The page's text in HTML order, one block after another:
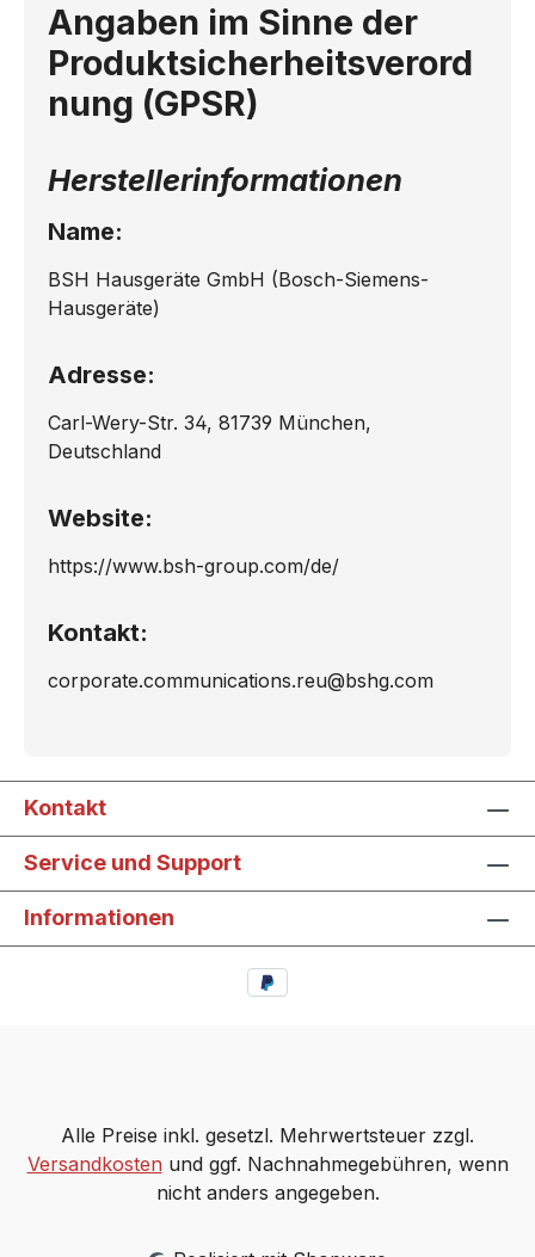
Angaben im Sinne der
Produktsicherheitsverord
nung (GPSR)
Herstellerinformationen
Name:
BSH Hausgeräte GmbH (Bosch-Siemens-
Hausgeräte)
Adresse:
Carl-Wery-Str. 34, 81739 München,
Deutschland
Website:
https://www.bsh-group.com/de/
Kontakt:
corporate.communications.reu@bshg.com
Kontakt
Service und Support
Informationen
Alle Preise inkl. gesetzl. Mehrwertsteuer zzgl.
Versandkosten und ggf. Nachnahmegebühren, wenn
nicht anders angegeben.